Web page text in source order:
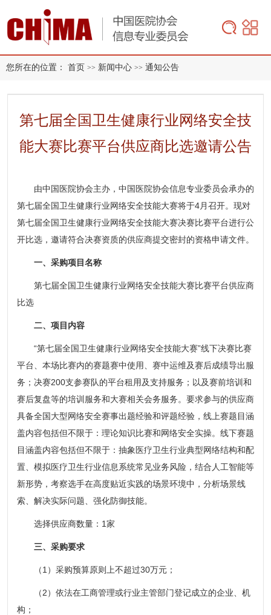
您所在的位置： 首页 >> 新闻中心 >> 通知公告
第七届全国卫生健康行业网络安全技
能大赛比赛平台供应商比选邀请公告
由中国医院协会主办，中国医院协会信息专业委员会承办的
第七届全国卫生健康行业网络安全技能大赛将于4月召开。现对
第七届全国卫生健康行业网络安全技能大赛决赛比赛平台进行公
开比选，邀请符合决赛资质的供应商提交密封的资格申请文件。
一、采购项目名称
第七届全国卫生健康行业网络安全技能大赛比赛平台供应商
比选
二、项目内容
“第七届全国卫生健康行业网络安全技能大赛”线下决赛比赛
平台、本场比赛内的赛题赛中使用、赛中运维及赛后成绩导出服
务；决赛200支参赛队的平台租用及支持服务；以及赛前培训和
赛后复盘等的培训服务和大赛相关会务服务。要求参与的供应商
具备全国大型网络安全赛事出题经验和评题经验，线上赛题目涵
盖内容包括但不限于：理论知识比赛和网络安全实操。线下赛题
目涵盖内容包括但不限于：抽象医疗卫生行业典型网络结构和配
置、模拟医疗卫生行业信息系统常见业务风险，结合人工智能等
新形势，考察选手在高度贴近实践的场景环境中，分析场景线
索、解决实际问题、强化防御技能。
选择供应商数量：1家
三、采购要求
（1）采购预算原则上不超过30万元；
（2）依法在工商管理或行业主管部门登记成立的企业、机
构；